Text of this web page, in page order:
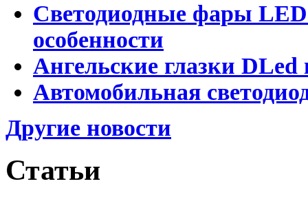
Светодиодные фары
особенности
Ангельские глазки DLed
Автомобильная
Другие новости
Статьи